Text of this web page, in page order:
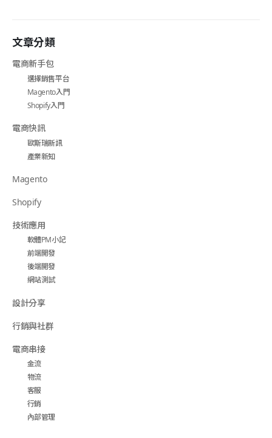
文章分類
電商新手包
選擇銷售平台
Magento入門
Shopify入門
電商快訊
歐斯瑞新訊
產業新知
Magento
Shopify
技術應用
軟體PM小記
前端開發
後端開發
網站測試
設計分享
行銷與社群
電商串接
金流
物流
客服
行銷
內部管理